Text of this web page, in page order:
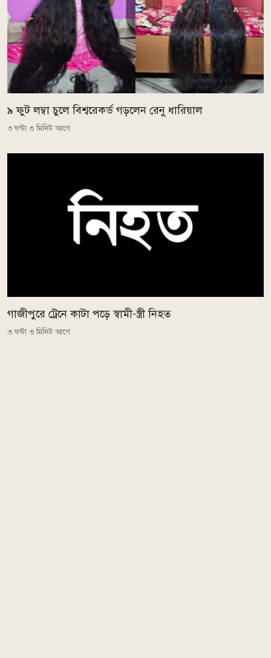
৯ ফুট লম্বা চুলে বিশ্বরেকর্ড গড়লেন রেনু ধারিয়াল
৩ ঘন্টা ৩ মিনিট আগে
গাজীপুরে ট্রেনে কাটা পড়ে স্বামী-স্ত্রী নিহত
৩ ঘন্টা ৩ মিনিট আগে